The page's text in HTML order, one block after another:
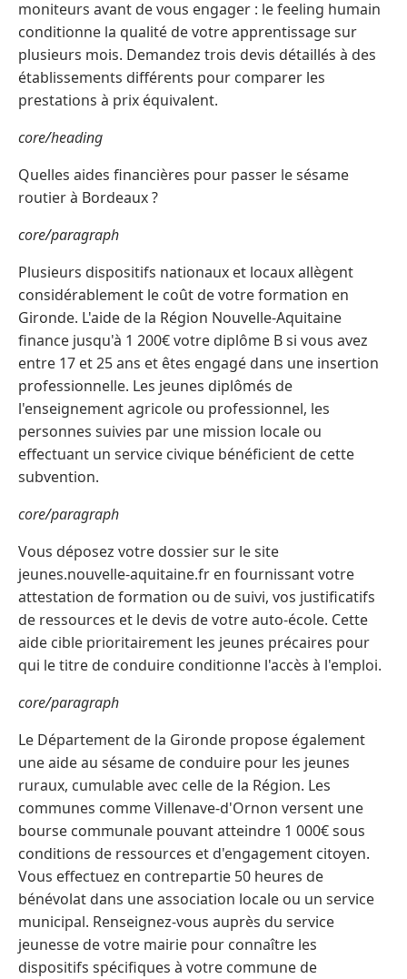
moniteurs avant de vous engager : le feeling humain
conditionne la qualité de votre apprentissage sur
plusieurs mois. Demandez trois devis détaillés à des
établissements différents pour comparer les
prestations à prix équivalent.
core/heading
Quelles aides financières pour passer le sésame
routier à Bordeaux ?
core/paragraph
Plusieurs dispositifs nationaux et locaux allègent
considérablement le coût de votre formation en
Gironde. L'aide de la Région Nouvelle-Aquitaine
finance jusqu'à 1 200€ votre diplôme B si vous avez
entre 17 et 25 ans et êtes engagé dans une insertion
professionnelle. Les jeunes diplômés de
l'enseignement agricole ou professionnel, les
personnes suivies par une mission locale ou
effectuant un service civique bénéficient de cette
subvention.
core/paragraph
Vous déposez votre dossier sur le site
jeunes.nouvelle-aquitaine.fr en fournissant votre
attestation de formation ou de suivi, vos justificatifs
de ressources et le devis de votre auto-école. Cette
aide cible prioritairement les jeunes précaires pour
qui le titre de conduire conditionne l'accès à l'emploi.
core/paragraph
Le Département de la Gironde propose également
une aide au sésame de conduire pour les jeunes
ruraux, cumulable avec celle de la Région. Les
communes comme Villenave-d'Ornon versent une
bourse communale pouvant atteindre 1 000€ sous
conditions de ressources et d'engagement citoyen.
Vous effectuez en contrepartie 50 heures de
bénévolat dans une association locale ou un service
municipal. Renseignez-vous auprès du service
jeunesse de votre mairie pour connaître les
dispositifs spécifiques à votre commune de